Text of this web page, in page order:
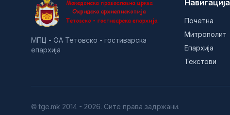
МПЦ - ОА Тетовско - гостиварска
епархија
Навигација
Почетна
Митрополит
Епархија
Текстови
© tge.mk 2014 - 2026. Сите права задржани.